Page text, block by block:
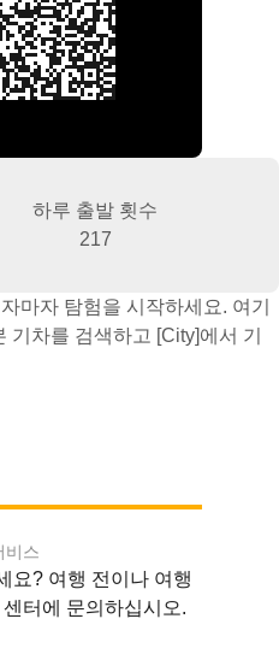
하루 출발 횟수
217
마자 탐험을 시작하세요. 여기
차를 검색하고 [City]에서 기
비스
요? 여행 전이나 여행
터에 문의하십시오.